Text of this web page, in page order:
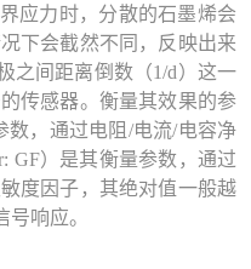
应力时，分散的石墨烯会
下会截然不同，反映出来
之间距离倒数（1/d）这一
传感器。衡量其效果的参
数，通过电阻/电流/电容净
GF）是其衡量参数，通过
度因子，其绝对值一般越
响应。